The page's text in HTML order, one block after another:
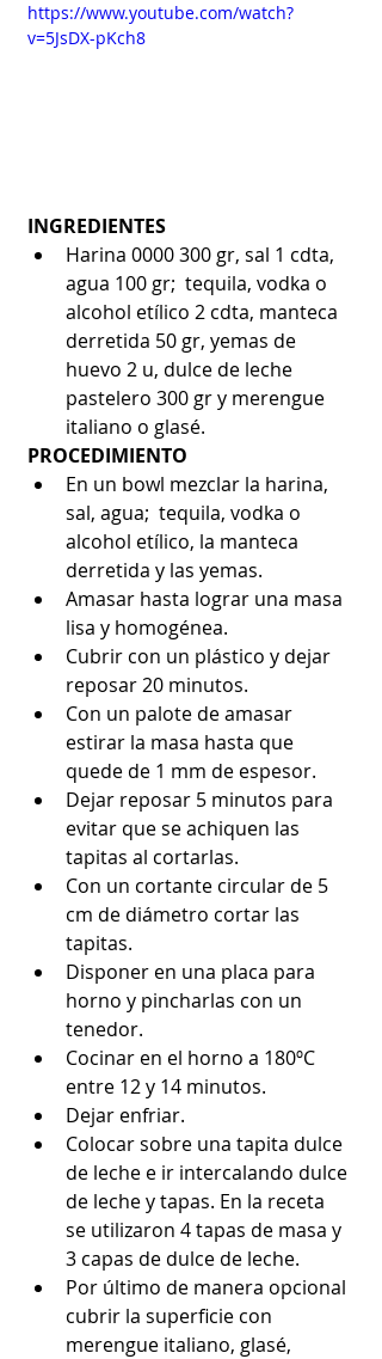
https://www.youtube.com/watch?
v=5JsDX-pKch8
INGREDIENTES
Harina 0000 300 gr, sal 1 cdta,
agua 100 gr;  tequila, vodka o
alcohol etílico 2 cdta, manteca
derretida 50 gr, yemas de
huevo 2 u, dulce de leche
pastelero 300 gr y merengue
italiano o glasé.
PROCEDIMIENTO
En un bowl mezclar la harina,
sal, agua;  tequila, vodka o
alcohol etílico, la manteca
derretida y las yemas.
Amasar hasta lograr una masa
lisa y homogénea.
Cubrir con un plástico y dejar
reposar 20 minutos.
Con un palote de amasar
estirar la masa hasta que
quede de 1 mm de espesor.
Dejar reposar 5 minutos para
evitar que se achiquen las
tapitas al cortarlas.
Con un cortante circular de 5
cm de diámetro cortar las
tapitas.
Disponer en una placa para
horno y pincharlas con un
tenedor.
Cocinar en el horno a 180ºC
entre 12 y 14 minutos.
Dejar enfriar.
Colocar sobre una tapita dulce
de leche e ir intercalando dulce
de leche y tapas. En la receta
se utilizaron 4 tapas de masa y
3 capas de dulce de leche.
Por último de manera opcional
cubrir la superficie con
merengue italiano, glasé,